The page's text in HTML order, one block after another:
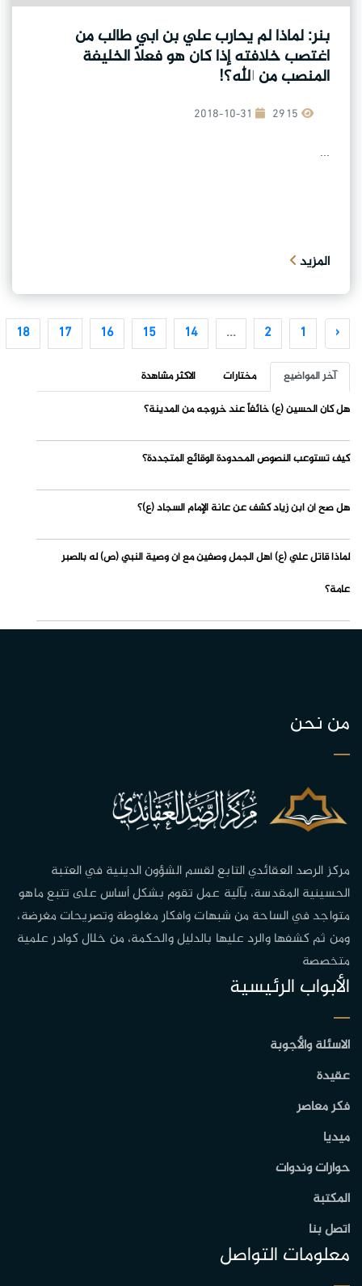
بنر: لماذا لم يحارب علي بن ابي طالب من
اغتصب خلافته إذا كان هو فعلاً الخليفة
المنصب من الله؟!
2018-10-31
...
المزيد
‹
1
2
...
14
15
16
17
18
آخر المواضيع مختارات
الاكثر مشاهدة
هل كان الحسين (ع) خائفاً عند خروجه من المدينة؟
كيف تستوعب النصوص المحدودة الوقائع المتجددة؟
هل صح أن ابن زياد كشف عن عانة الإمام السجاد (ع)؟
لماذا قاتل علي (ع) أهل الجمل وصفين مع أن وصية النبي (ص) له بالصبر
عامة؟
من نحن
مركز الرصد العقائدي التابع لقسم الشؤون الدينية في العتبة
الحسينية المقدسة، بآلية عمل تقوم بشكل أساس على تتبع ماهو
متواجد في الساحة من شبهات وافكار مغلوطة وتصريحات مغرضة،
ومن ثم كشفها والرد عليها بالدليل والحكمة، من خلال كوادر علمية
متخصصة
الأبواب الرئيسية
الاسئلة والأجوبة
عقيدة
فكر معاصر
ميديا
حوارات وندوات
المكتبة
اتصل بنا
معلومات التواصل